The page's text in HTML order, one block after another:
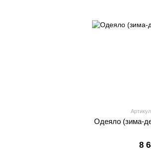
Одеяло (зима-
8